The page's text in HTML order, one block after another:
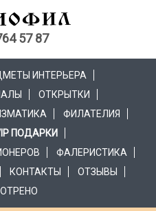
57 87
ИНТЕРЬЕРА
ОТКРЫТКИ
ФИЛАТЕЛИЯ
ПОДАРКИ
ФАЛЕРИСТИКА
КОНТАКТЫ
ОТЗЫВЫ